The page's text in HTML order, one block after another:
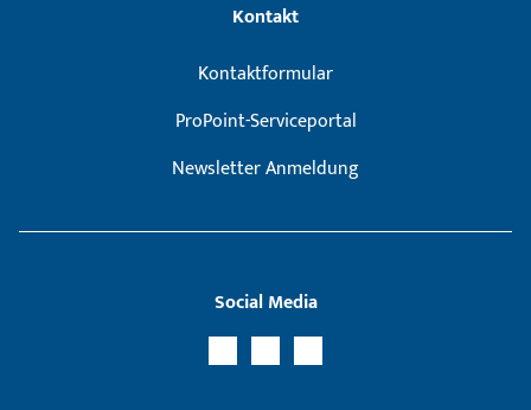
Kontakt
Kontaktformular
ProPoint-Serviceportal
Newsletter Anmeldung
Social Media